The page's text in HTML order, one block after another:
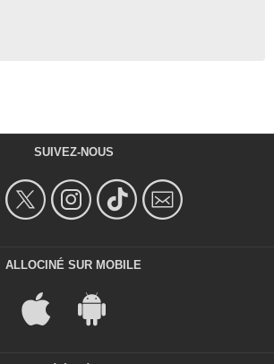
SUIVEZ-NOUS
ALLOCINÉ SUR MOBILE